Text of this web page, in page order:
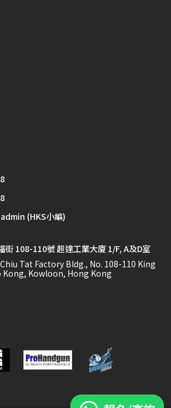
(HKS小編)
街 108-110號 超達工業大廈 1/F, A及D室
Tat Factory Bldg., No. 108-110 King
Kong, Kowloon, Hong Kong